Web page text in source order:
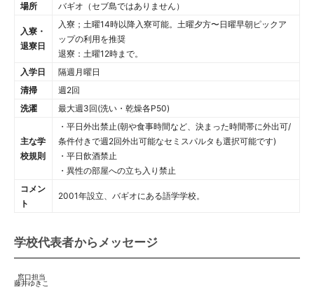
場所
バギオ（セブ島ではありません）
入寮・
退寮日
入寮；土曜14時以降入寮可能。土曜夕方〜日曜早朝ピックア
ップの利用を推奨
退寮：土曜12時まで。
入学日
隔週月曜日
清掃
週2回
洗濯
最大週3回(洗い・乾燥各P50)
主な学
校規則
・平日外出禁止(朝や食事時間など、決まった時間帯に外出可/
条件付きで週2回外出可能なセミスパルタも選択可能です)
・平日飲酒禁止
・異性の部屋への立ち入り禁止
コメン
ト
2001年設立、バギオにある語学学校。
学校代表者からメッセージ
窓口担当
藤井ゆきこ